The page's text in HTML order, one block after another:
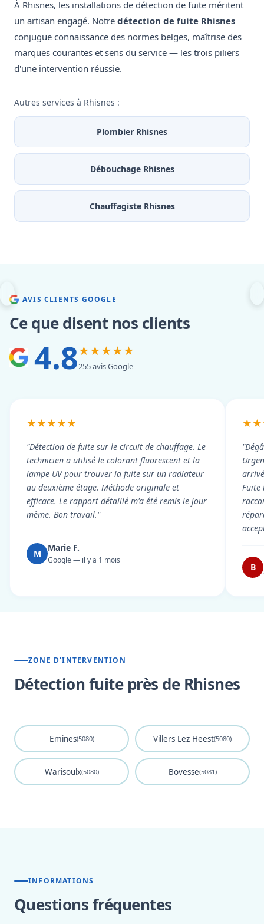
À Rhisnes, les installations de détection de fuite méritent
un artisan engagé. Notre détection de fuite Rhisnes
conjugue connaissance des normes belges, maîtrise des
marques courantes et sens du service — les trois piliers
d'une intervention réussie.
Autres services à Rhisnes :
Plombier Rhisnes
Débouchage Rhisnes
Chauffagiste Rhisnes
AVIS CLIENTS GOOGLE
Ce que disent nos clients
4.8★★★★★
255 avis Google
★★★★★
"Détection de fuite sur le circuit de chauffage. Le
technicien a utilisé le colorant fluorescent et la
lampe UV pour trouver la fuite sur un radiateur
au deuxième étage. Méthode originale et
efficace. Le rapport détaillé m'a été remis le jour
même. Bon travail."
M
Marie F.
Google — il y a 1 mois
Fuite
B
ZONE D'INTERVENTION
Détection fuite près de Rhisnes
Emines(5080) Villers Lez Heest(5080)
Warisoulx(5080) Bovesse(5081)
INFORMATIONS
Questions fréquentes